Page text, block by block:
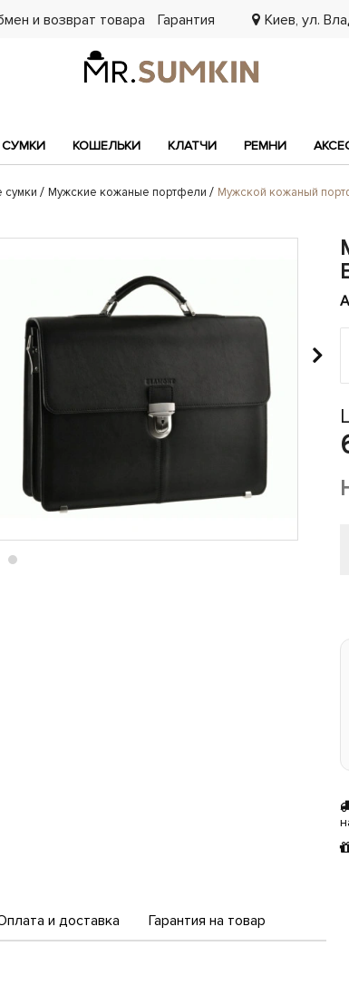
и возврат товара Гарантия Киев, ул.
КОШЕЛЬКИ КЛАТЧИ РЕМНИ
Мужские кожаные портфели Мужской кожаный
и доставка Гарантия на товар